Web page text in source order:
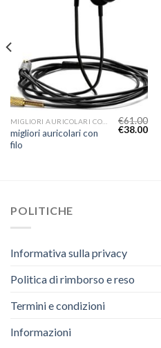
migliori auricolari con
filo
€61.00
€38.00
POLITICHE
Informativa sulla privacy
Politica di rimborso e reso
Termini e condizioni
Informazioni